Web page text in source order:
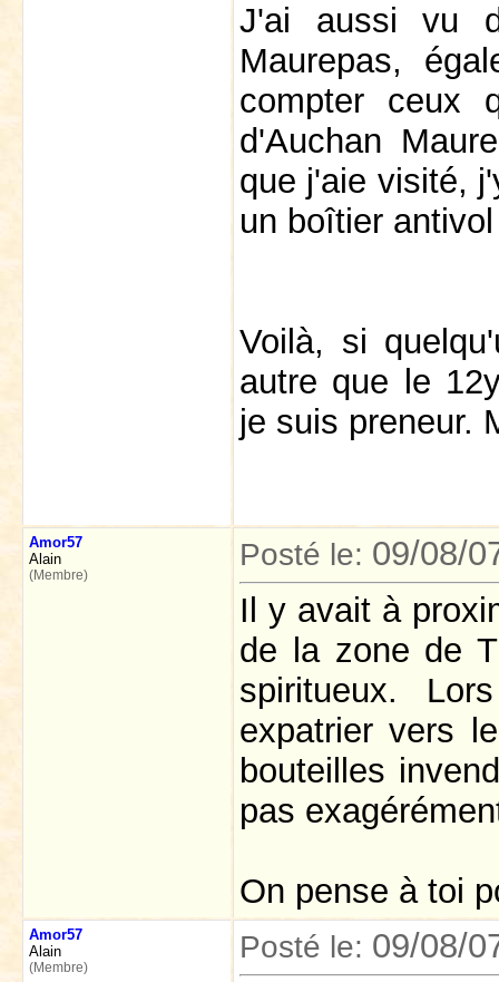
J'ai aussi vu
Maurepas,
compter ceux
d'Auchan
que j'aie visité,
un boîtier
Voilà, si
autre que le
je suis preneur.
Amor57
Alain
(Membre)
Posté le: 09/08/
Il y avait à
de la zone de
spiritueux.
expatrier vers
bouteilles
pas
On pense à toi
Amor57
Alain
(Membre)
Posté le: 09/08/